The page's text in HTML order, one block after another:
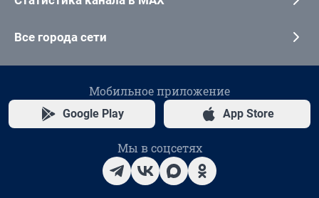
Все города сети
Мобильное приложение
Google Play App Store
Мы в соцсетях